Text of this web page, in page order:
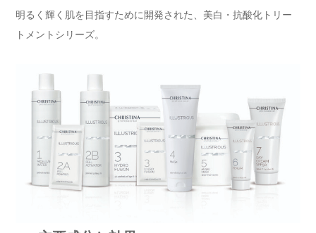
明るく輝く肌を目指すために開発された、美白・抗酸化トリー
トメントシリーズ。